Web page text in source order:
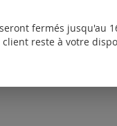
fermés jusqu'au
reste à votre